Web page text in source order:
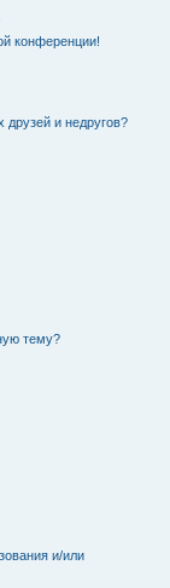
конференции!
друзей и недругов?
тему?
и/или